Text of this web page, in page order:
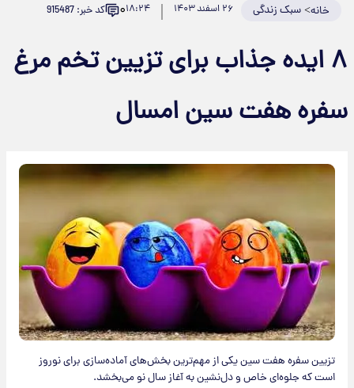
خانه>سبک زندگی ۲۶ اسفند ۱۴۰۳ ۱۸:۲۴۰ کد خبر: 915487
۸ ایده جذاب برای تزیین تخم‌ مرغ
سفره هفت سین امسال
تزیین سفره هفت سین یکی از مهم‌ترین بخش‌های آماده‌سازی برای نوروز
است که جلوه‌ای خاص و دل‌نشین به آغاز سال نو می‌بخشد.